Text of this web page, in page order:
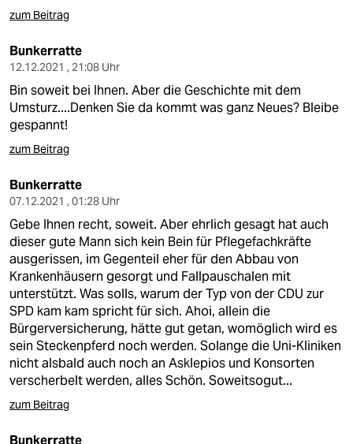
zum Beitrag
Bunkerratte
12.12.2021 , 21:08 Uhr
Bin soweit bei Ihnen. Aber die Geschichte mit dem
Umsturz....Denken Sie da kommt was ganz Neues? Bleibe
gespannt!
zum Beitrag
Bunkerratte
07.12.2021 , 01:28 Uhr
Gebe Ihnen recht, soweit. Aber ehrlich gesagt hat auch
dieser gute Mann sich kein Bein für Pflegefachkräfte
ausgerissen, im Gegenteil eher für den Abbau von
Krankenhäusern gesorgt und Fallpauschalen mit
unterstützt. Was solls, warum der Typ von der CDU zur
SPD kam kam spricht für sich. Ahoi, allein die
Bürgerversicherung, hätte gut getan, womöglich wird es
sein Steckenpferd noch werden. Solange die Uni-Kliniken
nicht alsbald auch noch an Asklepios und Konsorten
verscherbelt werden, alles Schön. Soweitsogut...
zum Beitrag
Bunkerratte